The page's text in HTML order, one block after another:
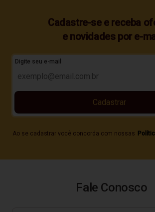
Cadastre-se e receba
e novidades por e-
Digite seu e-mail
Ao se cadastrar você concorda com nossas
Cadastrar
Fale Conosco